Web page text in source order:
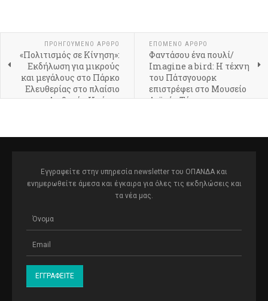
ΠΡΟΗΓΟΎΜΕΝΟ ΆΡΘΡΟ
«Πολιτισμός σε Κίνηση»:
Εκδήλωση για μικρούς
και μεγάλους στο Πάρκο
Ελευθερίας στο πλαίσιο
της Διεθνούς Ημέρας
ΕΠΌΜΕΝΟ ΆΡΘΡΟ
Φαντάσου ένα πουλί/
Imagine a bird: Η τέχνη
του Πάτσγουορκ
επιστρέφει στο Μουσείο
Λαϊκής Τέχνης και
Εγγραφείτε στην υπηρεσία newsletter του ΟΠΑΝΔΑ και
ενημερωθείτε άμεσα και έγκαιρα για όλες τις εκδηλώσεις και
τα νέα μας.